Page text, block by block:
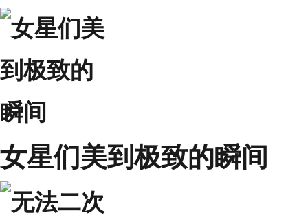
女星们美到极致的瞬间